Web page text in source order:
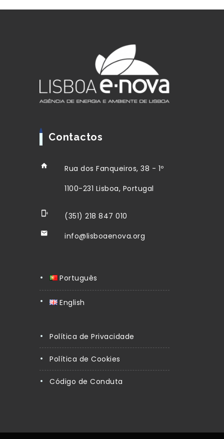
Contactos
Rua dos Fanqueiros, 38 - 1º
1100-231 Lisboa, Portugal
(351) 218 847 010
info@lisboaenova.org
Português
English
Política de Privacidade
Política de Cookies
Código de Conduta